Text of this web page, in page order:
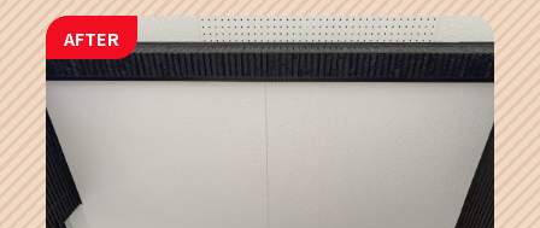
AFTER